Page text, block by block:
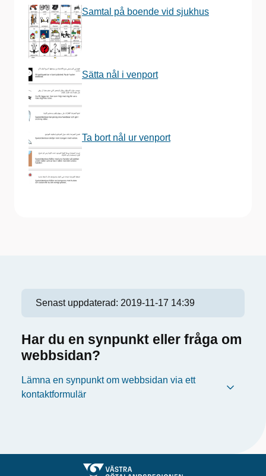
Samtal på boende vid sjukhus
Sätta nål i venport
Ta bort nål ur venport
Senast uppdaterad: 2019-11-17 14:39
Har du en synpunkt eller fråga om
webbsidan?
Lämna en synpunkt om webbsidan via ett
kontaktformulär